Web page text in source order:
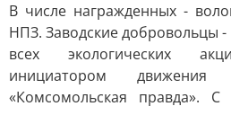
В числе награжденных -
НПЗ. Заводские добровольцы
всех экологических
инициатором движения
«Комсомольская правда». С